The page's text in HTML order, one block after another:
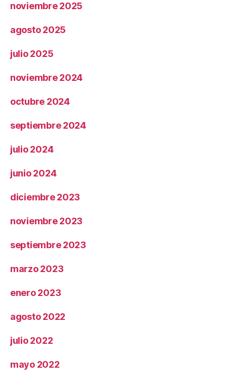
noviembre 2025
agosto 2025
julio 2025
noviembre 2024
octubre 2024
septiembre 2024
julio 2024
junio 2024
diciembre 2023
noviembre 2023
septiembre 2023
marzo 2023
enero 2023
agosto 2022
julio 2022
mayo 2022